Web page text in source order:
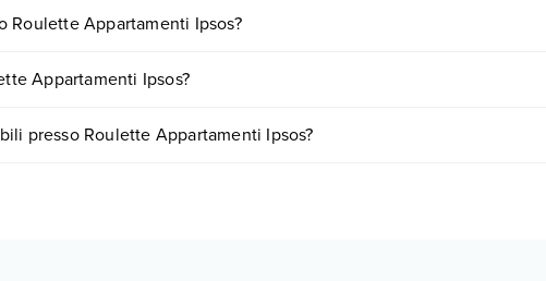
Roulette Appartamenti Ipsos?
.
Appartamenti Ipsos?
presso Roulette Appartamenti Ipsos?